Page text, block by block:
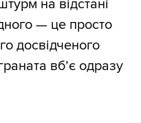
на відстані
— це просто
досвідченого
вб’є одразу